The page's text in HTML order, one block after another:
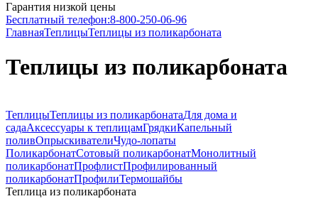
Гарантия низкой цены
Бесплатный телефон:8-800-250-06-96
ГлавнаяТеплицыТеплицы из поликарбоната
Теплицы из поликарбоната
ТеплицыТеплицы из поликарбонатаДля дома и
садаАксессуары к теплицамГрядкиКапельный
поливОпрыскивателиЧудо-лопаты
ПоликарбонатСотовый поликарбонатМонолитный
поликарбонатПрофлистПрофилированный
поликарбонатПрофилиТермошайбы
Теплица из поликарбоната